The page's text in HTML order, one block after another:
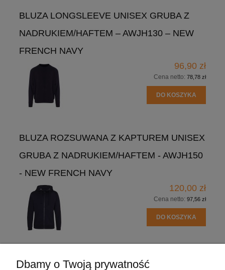
BLUZA LONGSLEEVE UNISEX GRUBA Z
NADRUKIEM/HAFTEM – AWJH130 – NEW
FRENCH NAVY
96,90 zł
Cena netto: 78,78 zł
DO KOSZYKA
BLUZA ROZSUWANA Z KAPTUREM UNISEX
GRUBA Z NADRUKIEM/HAFTEM - AWJH150
- NEW FRENCH NAVY
120,00 zł
Cena netto: 97,56 zł
DO KOSZYKA
Dbamy o Twoją prywatność